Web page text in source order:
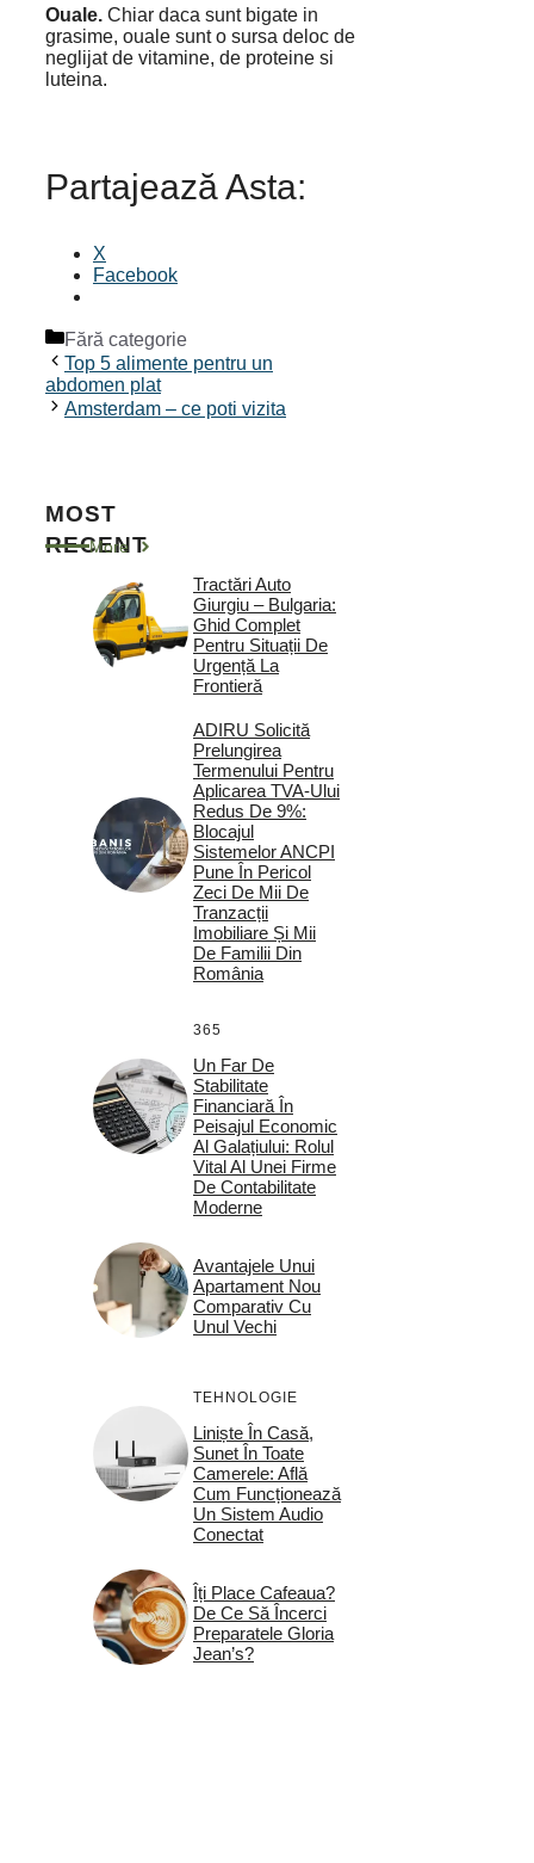
Ouale. Chiar daca sunt bigate in
grasime, ouale sunt o sursa deloc de
neglijat de vitamine, de proteine si
luteina.
Partajează Asta:
X
Facebook
Categorii
Fără categorie
Top 5 alimente pentru un
abdomen plat
Amsterdam – ce poti vizita
MOST
RECENT
More
Tractări Auto
Giurgiu – Bulgaria:
Ghid Complet
Pentru Situații De
Urgență La
Frontieră
ADIRU Solicită
Prelungirea
Termenului Pentru
Aplicarea TVA-Ului
Redus De 9%:
Blocajul
Sistemelor ANCPI
Pune În Pericol
Zeci De Mii De
Tranzacții
Imobiliare Și Mii
De Familii Din
România
365
Un Far De
Stabilitate
Financiară În
Peisajul Economic
Al Galațiului: Rolul
Vital Al Unei Firme
De Contabilitate
Moderne
Avantajele Unui
Apartament Nou
Comparativ Cu
Unul Vechi
TEHNOLOGIE
Liniște În Casă,
Sunet În Toate
Camerele: Află
Cum Funcționează
Un Sistem Audio
Conectat
Îți Place Cafeaua?
De Ce Să Încerci
Preparatele Gloria
Jean’s?